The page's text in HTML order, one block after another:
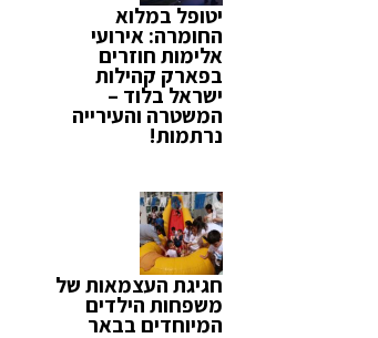
יטופל במלוא
החומרה: אירועי
אלימות חוזרים
בפארק קהילות
ישראל בלוד –
המשטרה והעירייה
נרתמות!
חגיגת העצמאות של
משפחות הילדים
המיוחדים בבאר